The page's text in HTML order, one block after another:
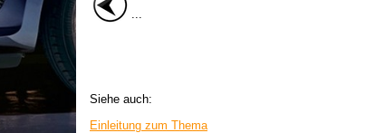
...
Siehe auch:
Einleitung zum Thema